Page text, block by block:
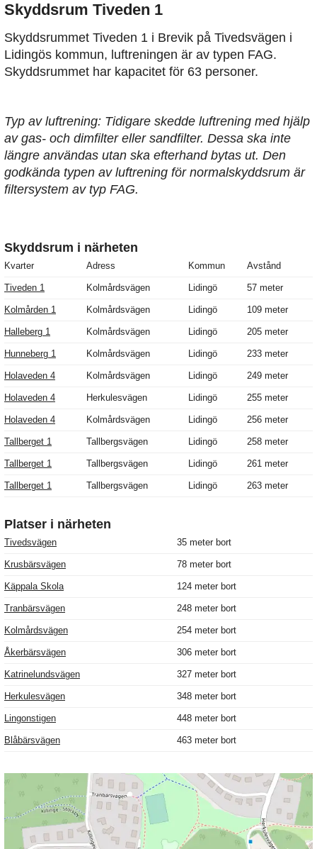
Skyddsrum Tiveden 1
Skyddsrummet Tiveden 1 i Brevik på Tivedsvägen i
Lidingös kommun, luftreningen är av typen FAG.
Skyddsrummet har kapacitet för 63 personer.
Typ av luftrening: Tidigare skedde luftrening med hjälp
av gas- och dimfilter eller sandfilter. Dessa ska inte
längre användas utan ska efterhand bytas ut. Den
godkända typen av luftrening för normalskyddsrum är
filtersystem av typ FAG.
Skyddsrum i närheten
Kvarter Adress Kommun Avstånd
Tiveden 1 Kolmårdsvägen Lidingö 57 meter
Kolmården 1 Kolmårdsvägen Lidingö 109 meter
Halleberg 1 Kolmårdsvägen Lidingö 205 meter
Hunneberg 1 Kolmårdsvägen Lidingö 233 meter
Holaveden 4 Kolmårdsvägen Lidingö 249 meter
Holaveden 4 Herkulesvägen Lidingö 255 meter
Holaveden 4 Kolmårdsvägen Lidingö 256 meter
Tallberget 1 Tallbergsvägen Lidingö 258 meter
Tallberget 1 Tallbergsvägen Lidingö 261 meter
Tallberget 1 Tallbergsvägen Lidingö 263 meter
Platser i närheten
Tivedsvägen 35 meter bort
Krusbärsvägen 78 meter bort
Käppala Skola 124 meter bort
Tranbärsvägen 248 meter bort
Kolmårdsvägen 254 meter bort
Åkerbärsvägen 306 meter bort
Katrinelundsvägen 327 meter bort
Herkulesvägen 348 meter bort
Lingonstigen 448 meter bort
Blåbärsvägen 463 meter bort